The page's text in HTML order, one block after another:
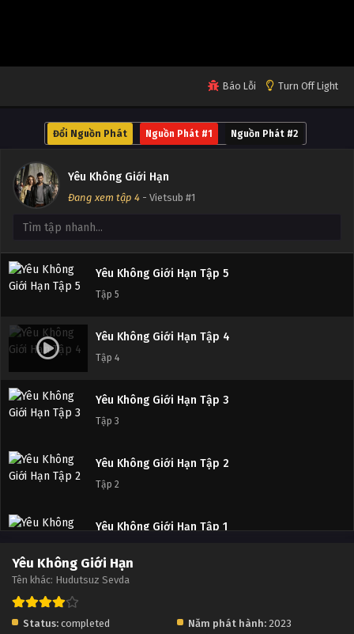
Báo Lỗi Turn Off Light
Đổi Nguồn Phát Nguồn Phát #1 Nguồn Phát #2
Yêu Không Giới Hạn
Đang xem tập 4 - Vietsub #1
Yêu Không Giới Hạn Tập 8
Yêu Không Giới Hạn Tập 7
Tập 6
Yêu Không Giới Hạn Tập 5
Tập 5
Yêu Không Giới Hạn Tập 4
Tập 4
Yêu Không Giới Hạn Tập 3
Tập 3
Yêu Không Giới Hạn Tập 2
Tập 2
Yêu Không Giới Hạn Tập 1
Yêu Không Giới Hạn
Tên khác: Hudutsuz Sevda
Status: completed Năm phát hành: 2023